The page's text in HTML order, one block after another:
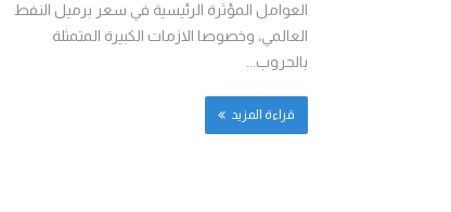
العوامل المؤثرة الرئيسية في سعر برميل النفط
العالمي، وخصوصا الازمات الكبيرة المتمثلة
بالحروب...
قراءة المزيد